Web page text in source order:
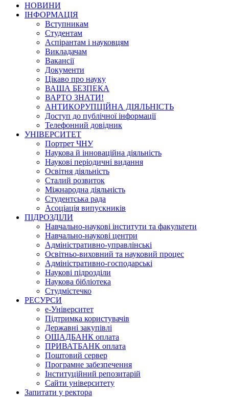
НОВИНИ
ІНФОРМАЦІЯ
Вступникам
Студентам
Аспірантам і науковцям
Викладачам
Вакансії
Документи
Цікаво про науку
ВАША БЕЗПЕКА
ВАРТО ЗНАТИ!
АНТИКОРУПЦІЙНА ДІЯЛЬНІСТЬ
Доступ до публічної інформації
Телефонний довідник
УНІВЕРСИТЕТ
Портрет ЧНУ
Наукова й інноваційна діяльність
Наукові періодичні видання
Освітня діяльність
Сталий розвиток
Міжнародна діяльність
Студентська рада
Асоціація випускників
ПІДРОЗДІЛИ
Навчально-наукові інститути та факультети
Навчально-наукові центри
Адміністративно-управлінські
Освітньо-виховний та науковий процес
Адміністративно-господарські
Наукові підрозділи
Наукова бібліотека
Студмістечко
РЕСУРСИ
е-Університет
Підтримка користувачів
Державні закупівлі
ОЩАДБАНК оплата
ПРИВАТБАНК оплата
Поштовий сервер
Програмне забезпечення
Інституційний репозитарій
Сайти університету
Запитати у ректора